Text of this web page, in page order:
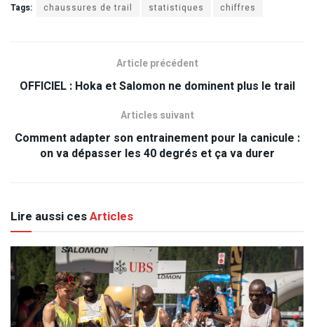
Tags: chaussures de trail statistiques chiffres
Article précédent
OFFICIEL : Hoka et Salomon ne dominent plus le trail
Articles suivant
Comment adapter son entrainement pour la canicule :
on va dépasser les 40 degrés et ça va durer
Lire aussi cesArticles